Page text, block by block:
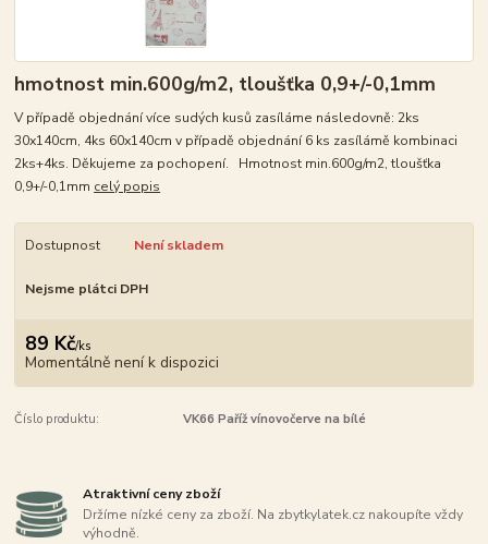
hmotnost min.600g/m2, tloušťka 0,9+/-0,1mm
V případě objednání více sudých kusů zasíláme následovně: 2ks
30x140cm, 4ks 60x140cm v případě objednání 6 ks zasílámě kombinaci
2ks+4ks. Děkujeme za pochopení. Hmotnost min.600g/m2, tloušťka
0,9+/-0,1mm celý popis
Dostupnost Není skladem
Nejsme plátci DPH
89 Kč/ks
Momentálně není k dispozici
Číslo produktu: VK66 Paříž vínovočerve na bílé
Atraktivní ceny zboží
Držíme nízké ceny za zboží. Na zbytkylatek.cz nakoupíte vždy
výhodně.